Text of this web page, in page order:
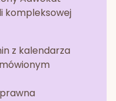
kompleksowej
z kalendarza